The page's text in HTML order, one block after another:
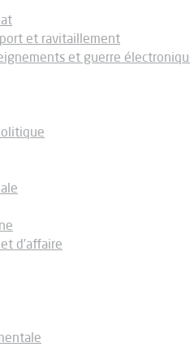
et ravitaillement
et guerre
d’affaire